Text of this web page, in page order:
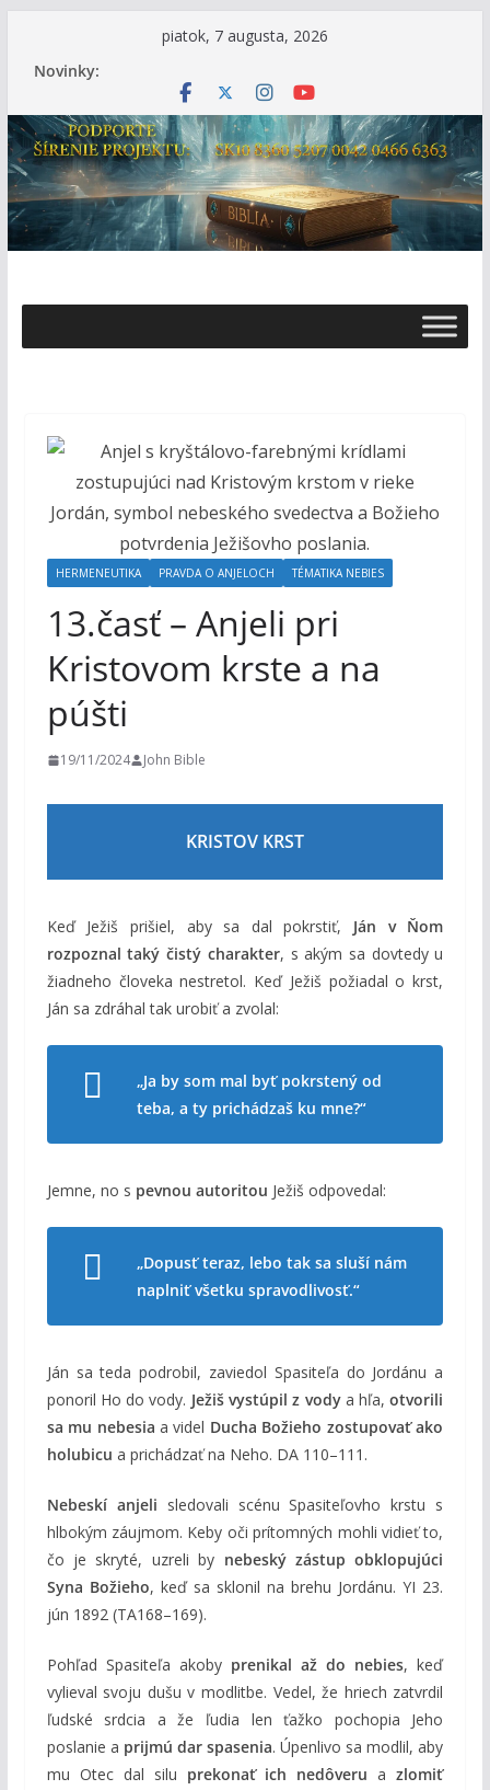
piatok, 7 augusta, 2026
Novinky:
s
B
o
h
o
HERMENEUTIKA PRAVDA O ANJELOCH TÉMATIKA NEBIES
13.časť – Anjeli pri
Kristovom krste a na
púšti
19/11/2024 John Bible
KRISTOV KRST
Keď Ježiš prišiel, aby sa dal pokrstiť, Ján v Ňom
rozpoznal taký čistý charakter, s akým sa dovtedy u
žiadneho človeka nestretol. Keď Ježiš požiadal o krst,
Ján sa zdráhal tak urobiť a zvolal:
„Ja by som mal byť pokrstený od
teba, a ty prichádzaš ku mne?“
Jemne, no s pevnou autoritou Ježiš odpovedal:
„Dopusť teraz, lebo tak sa sluší nám
naplniť všetku spravodlivosť.“
Ján sa teda podrobil, zaviedol Spasiteľa do Jordánu a
ponoril Ho do vody. Ježiš vystúpil z vodya hľa,otvorili
sa mu nebesia a videl Ducha Božieho zostupovať ako
holubicu a prichádzať na Neho. DA 110–111.
Nebeskí anjeli sledovali scénu Spasiteľovho krstu s
hlbokým záujmom. Keby oči prítomných mohli vidieť to,
čo je skryté, uzreli by nebeský zástup obklopujúci
Syna Božieho, keď sa sklonil na brehu Jordánu. YI 23.
jún 1892 (TA168–169).
Pohľad Spasiteľa akoby prenikal až do nebies, keď
vylieval svoju dušu v modlitbe. Vedel, že hriech zatvrdil
ľudské srdcia a že ľudia len ťažko pochopia Jeho
poslanie a prijmú dar spasenia. Úpenlivo sa modlil, aby
mu Otec dal silu prekonať ich nedôveru azlomiť